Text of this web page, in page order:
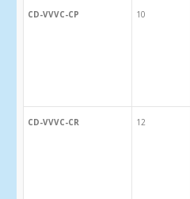
CD-VVVC-CP 10
CD-VVVC-CR 12